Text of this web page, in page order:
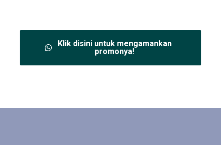
Klik disini untuk mengamankan
promonya!